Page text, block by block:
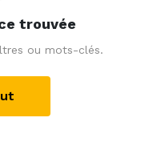
trouvée
ou mots-clés.